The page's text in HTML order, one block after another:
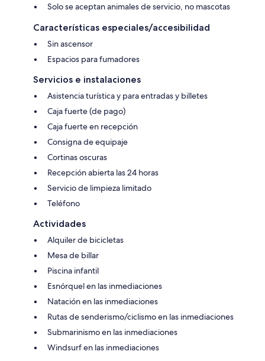
Solo se aceptan animales de servicio, no mascotas
Características especiales/accesibilidad
Sin ascensor
Espacios para fumadores
Servicios e instalaciones
Asistencia turística y para entradas y billetes
Caja fuerte (de pago)
Caja fuerte en recepción
Consigna de equipaje
Cortinas oscuras
Recepción abierta las 24 horas
Servicio de limpieza limitado
Teléfono
Actividades
Alquiler de bicicletas
Mesa de billar
Piscina infantil
Esnórquel en las inmediaciones
Natación en las inmediaciones
Rutas de senderismo/ciclismo en las inmediaciones
Submarinismo en las inmediaciones
Windsurf en las inmediaciones